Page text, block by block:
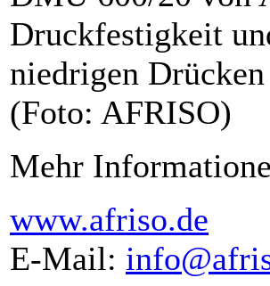
Druckfestigkeit
niedrigen
(Foto: AFRISO)
Mehr
www.afriso.de
E-Mail: